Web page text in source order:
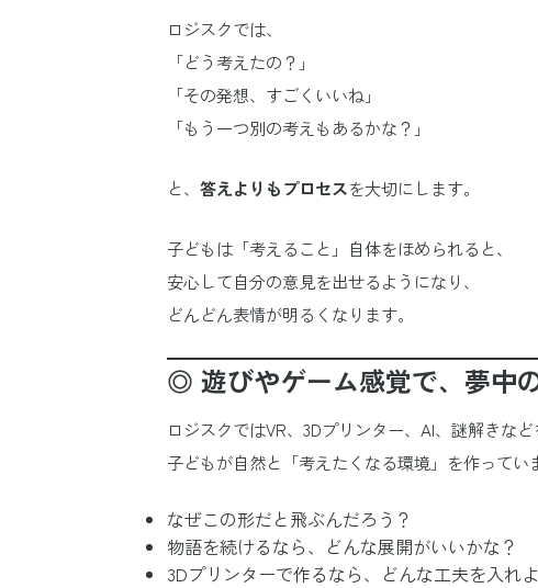
ロジスクでは、
「どう考えたの？」
「その発想、すごくいいね」
「もう一つ別の考えもあるかな？」
と、 答えよりもプロセスを大切にします。
子どもは「考えること」自体をほめられると、
安心して自分の意見を出せるようになり、
どんどん表情が明るくなります。
◎ 遊びやゲーム感覚で、夢中
ロジスクではVR、3Dプリンター、AI、謎解きなど
子どもが自然と「考えたくなる環境」を作ってい
なぜこの形だと飛ぶんだろう？
物語を続けるなら、どんな展開がいいかな？
3Dプリンターで作るなら、どんな工夫を入れ